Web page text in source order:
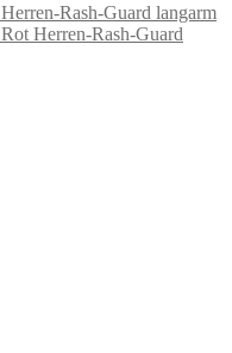
Herren-Rash-Guard langarm
Herren-Rash-Guard